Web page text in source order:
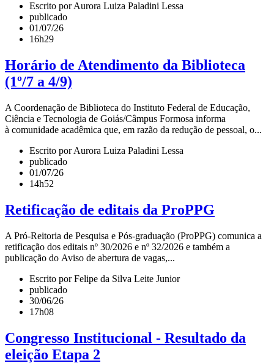
Escrito por Aurora Luiza Paladini Lessa
publicado
01/07/26
16h29
Horário de Atendimento da Biblioteca
(1º/7 a 4/9)
A Coordenação de Biblioteca do Instituto Federal de Educação,
Ciência e Tecnologia de Goiás/Câmpus Formosa informa
à comunidade acadêmica que, em razão da redução de pessoal, o...
Escrito por Aurora Luiza Paladini Lessa
publicado
01/07/26
14h52
Retificação de editais da ProPPG
A Pró-Reitoria de Pesquisa e Pós-graduação (ProPPG) comunica a
retificação dos editais nº 30/2026 e nº 32/2026 e também a
publicação do Aviso de abertura de vagas,...
Escrito por Felipe da Silva Leite Junior
publicado
30/06/26
17h08
Congresso Institucional - Resultado da
eleição Etapa 2